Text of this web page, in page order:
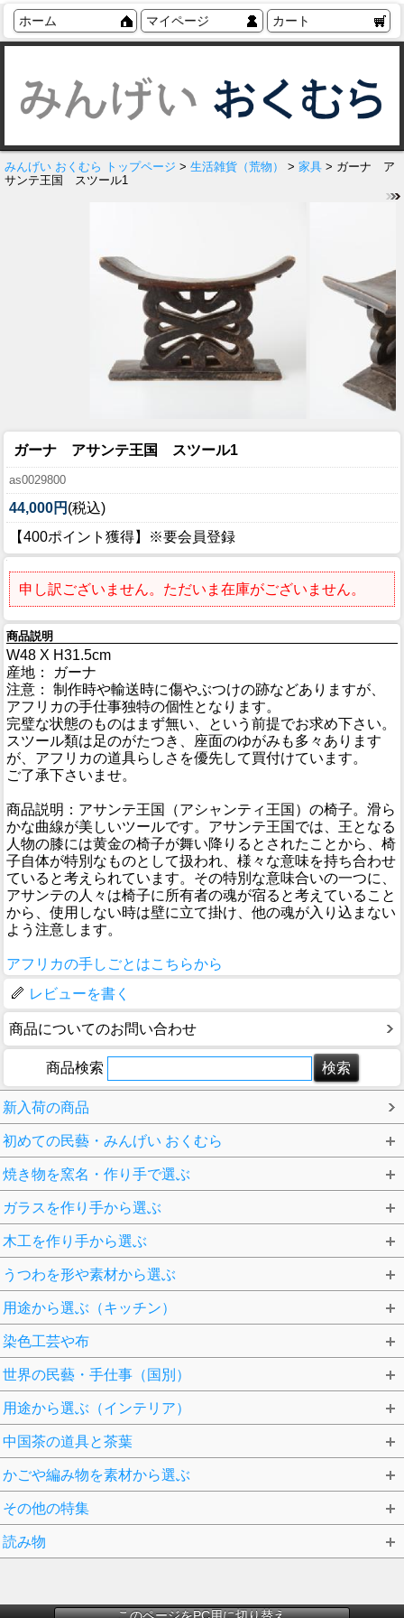
ホーム マイページ カート
みんげい おくむら トップページ > 生活雑貨（荒物） > 家具 > ガーナ ア
サンテ王国 スツール1
ガーナ アサンテ王国 スツール1
as0029800
44,000円 (税込)
【400ポイント獲得】※要会員登録
申し訳ございません。ただいま在庫がございません。
商品説明
W48 X H31.5cm
産地： ガーナ
注意： 制作時や輸送時に傷やぶつけの跡などありますが、
アフリカの手仕事独特の個性となります。
完璧な状態のものはまず無い、という前提でお求め下さい。
スツール類は足のがたつき、座面のゆがみも多々あります
が、アフリカの道具らしさを優先して買付けています。
ご了承下さいませ。
商品説明：アサンテ王国（アシャンティ王国）の椅子。滑ら
かな曲線が美しいツールです。アサンテ王国では、王となる
人物の膝には黄金の椅子が舞い降りるとされたことから、椅
子自体が特別なものとして扱われ、様々な意味を持ち合わせ
ていると考えられています。その特別な意味合いの一つに、
アサンテの人々は椅子に所有者の魂が宿ると考えていること
から、使用しない時は壁に立て掛け、他の魂が入り込まない
よう注意します。
アフリカの手しごとはこちらから
レビューを書く
商品についてのお問い合わせ
商品検索
新入荷の商品
初めての民藝・みんげい おくむら
焼き物を窯名・作り手で選ぶ
ガラスを作り手から選ぶ
木工を作り手から選ぶ
うつわを形や素材から選ぶ
用途から選ぶ（キッチン）
染色工芸や布
世界の民藝・手仕事（国別）
用途から選ぶ（インテリア）
中国茶の道具と茶葉
かごや編み物を素材から選ぶ
その他の特集
読み物
このページをPC用に切り替え